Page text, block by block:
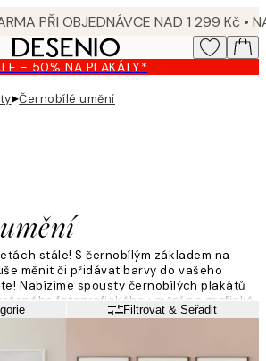
- 50% NA PLAKÁTY*
▸Černobílé umění
stále! S černobílým základem na
měnit či přidávat barvy do vašeho
Nabízíme spousty černobílých plakátů
fotografického umění po grafické
Filtrovat & Seřadit